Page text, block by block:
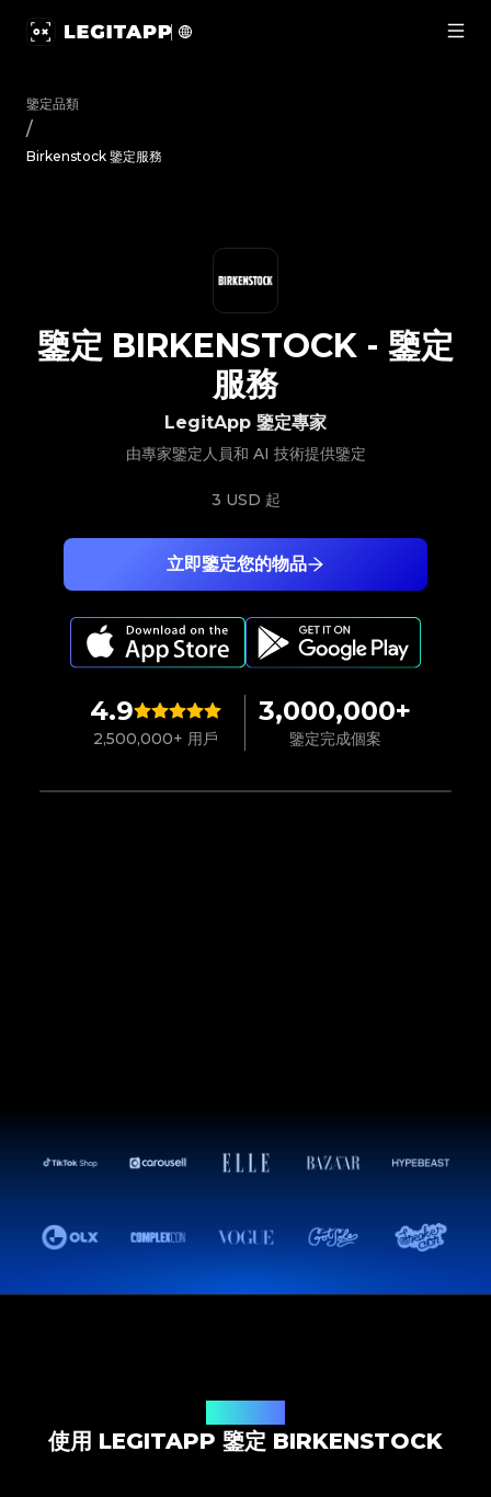
鑒定品類
/
Birkenstock 鑒定服務
4.9
2,500,000+ 用戶
3,000,000+
鑒定完成個案
立即鑒定您的物品
LegitApp 鑒定專家
由專家鑒定人員和 AI 技術提供鑒定
3 USD 起
鑒定 BIRKENSTOCK - 鑒定
服務
使用 LEGITAPP 鑒定 BIRKENSTOCK